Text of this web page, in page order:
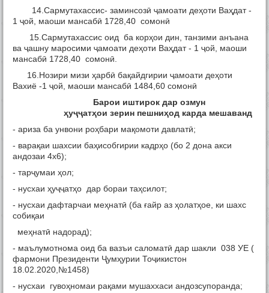
14.Сармутахассис- заминсозӣ ҷамоати деҳоти Ваҳдат -
1 ҷой, маоши мансабӣ 1728,40 сомонӣ
15.Сармутахассис оид ба корҳои дин, танзими анъана
ва ҷашну маросими ҷамоати деҳоти Ваҳдат - 1 ҷой, маоши
мансабӣ 1728,40 сомонӣ.
16.Нозири мизи ҳарбӣ бақайдгирии ҷамоати деҳоти
Вахиё -1 ҷой, маоши мансабӣ 1484,60 сомонӣ
Барои иштирок дар озмун
ҳуҷҷатҳои зерин пешниҳод карда мешаванд
- ариза ба унвони роҳбари мақомоти давлатӣ;
- варақаи шахсии баҳисобгирии кадрҳо (бо 2 дона акси
андозаи 4х6);
- тарҷумаи ҳол;
- нусхаи ҳуҷҷатҳо дар бораи таҳсилот;
- нусхаи дафтарчаи меҳнатӣ (ба ғайр аз ҳолатҳое, ки шахс
собиқаи
меҳнатӣ надорад);
- маълумотнома оид ба вазъи саломатӣ дар шакли 038 УE (
фармони Президенти Ҷумҳурии Тоҷикистон
18.02.2020,№1458)
- нусхаи гувоҳномаи рақами мушаххаси андозсупоранда;